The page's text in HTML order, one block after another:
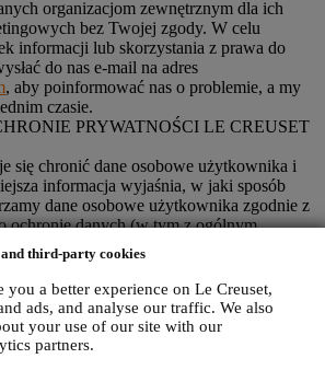
third-party cookies
you a better experience on Le Creuset,
ads, and analyse our traffic. We also
your use of our site with our
partners.
organizacjom zewnętrznym dla ich
bez Twojej zgody. W celu
informacji lub skorzystania z prawa do
do nas e-mail na adres
, aby poinformować nas o problemie, a my
czasie.
PRYWATNOŚCI LE CREUSET
się chronić dane osobowe użytkownika i
informacja wyjaśnia, w jaki sposób
dane osobowe użytkownika zgodnie z
ochronie danych (w tym z ogólnym
danych UE 2016/679) oraz przepisami
danych obowiązującymi w kraju, na
użytkownika ("Przepisy dotyczące
RODZAJE DANYCH UŻYTKOWNIKA
GROMADZIMY?